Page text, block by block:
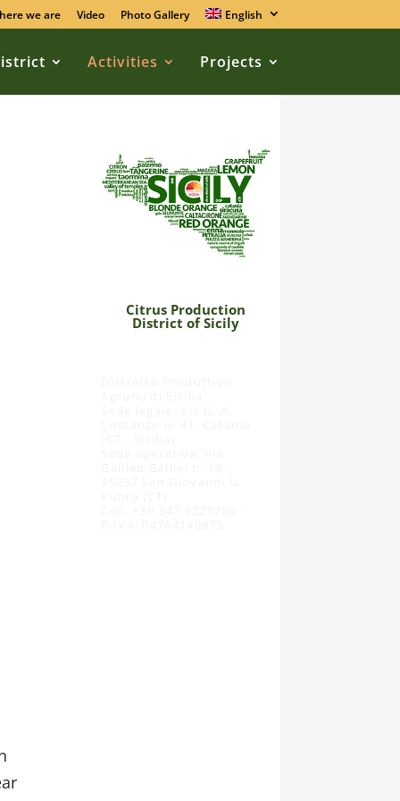
we are Video Photo Gallery English
Activities Projects
Citrus Production
District of Sicily